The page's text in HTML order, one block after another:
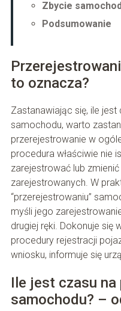
Zbycie
Podsumowanie
to oznacza?
Zastanawiając się, ile
samochodu, warto
przerejestrowanie w
procedura właściwie nie
zarejestrować lub
zarejestrowanych. W
“przerejestrowaniu”
myśli jego
drugiej ręki. Dokonuje
procedury rejestracji
wniosku, informuje się
Ile jest czasu
samochodu? –